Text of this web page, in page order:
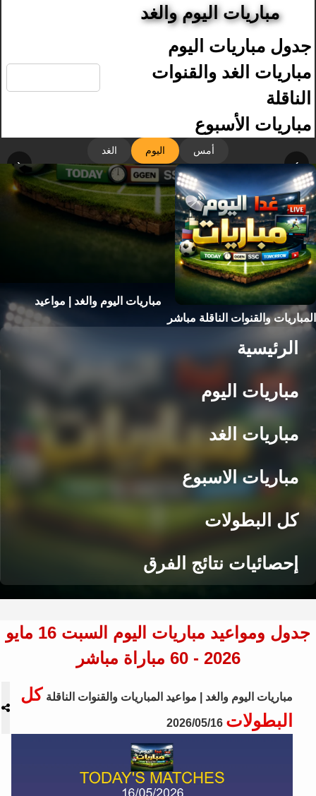
مباريات اليوم والغد
جدول مباريات اليوم
مباريات الغد والقنوات
الناقلة
مباريات الأسبوع
أمس اليوم الغد
‹ ›
مباريات اليوم والغد | مواعيد
المباريات والقنوات الناقلة مباشر
الرئيسية
مباريات اليوم
مباريات الغد
مباريات الاسبوع
كل البطولات
إحصائيات نتائج الفرق
جدول ومواعيد مباريات اليوم السبت 16 مايو
2026 - 60 مباراة مباشر
مباريات اليوم والغد | مواعيد المباريات والقنوات الناقلة كل
البطولات 2026/05/16